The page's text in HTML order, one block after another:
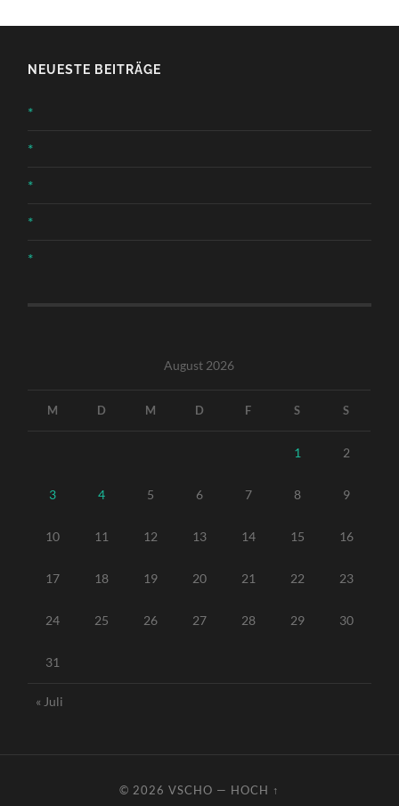
NEUESTE BEITRÄGE
*
*
*
*
*
August 2026
M D M D F S S
1 2
3 4 5 6 7 8 9
10 11 12 13 14 15 16
17 18 19 20 21 22 23
24 25 26 27 28 29 30
31
« Juli
© 2026 VSCHO — HOCH ↑